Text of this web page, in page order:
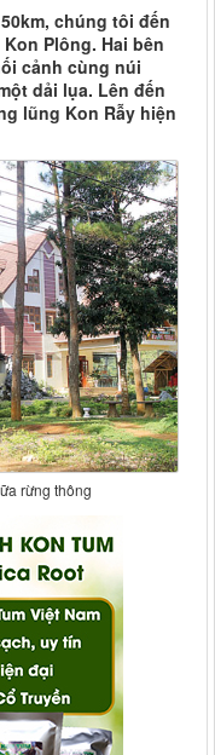
chúng tôi đến
Plông. Hai bên
cảnh cùng núi
dải lụa. Lên đến
lũng Kon Rẫy hiện
rừng thông